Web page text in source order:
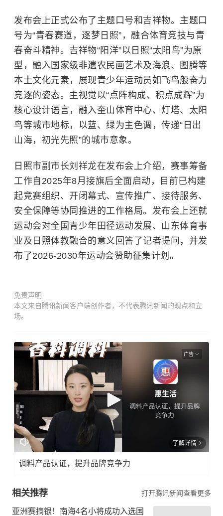
发布会上正式公布了主题口号和吉祥物。主题口
号为“青春赛道，逐梦日照”，融合体育竞技与青
春奋斗精神。吉祥物“阳洋”以日照“太阳鸟”为原
型，融入国家级非遗农民画艺术及海浪、图腾等
本土文化元素，展现青少年运动员如飞鸟般奋力
竞逐的姿态。主视觉以“点阵构成、积点成辉”为
核心设计语言，融入奎山体育中心、灯塔、太阳
鸟等城市地标，以蓝、绿为主色调，传递“日出
山海，初光先照”的城市意象。
日照市副市长刘祥龙在发布会上介绍，赛事筹备
工作自2025年8月接旗后全面启动，目前已构建
起竞赛组织、开闭幕式、宣传推广、接待服务、
安全保障等协同推进的工作格局。发布会上还就
运动会对全国青少年田径运动发展、山东体育事
业及日照体教融合的意义回答了记者提问，并发
布了2026-2030年运动会赞助征集计划。
免责声明
本文来自腾讯新闻客户端创作者，不代表腾讯新闻的观点和立
场。
广告
了解详情
调料产品认证，提升品牌竞争力
相关推荐 打开腾讯新闻查看更多
亚洲赛摘银！南海4名小将成功入选国